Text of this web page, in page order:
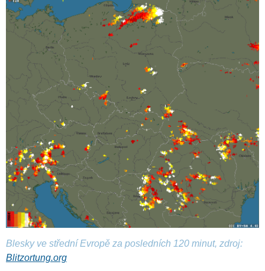
Blesky ve střední Evropě za posledních 120 minut, zdroj:
Blitzortung.org